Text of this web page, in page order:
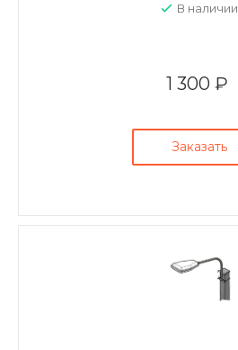
В наличии
1 300 ₽
Заказать